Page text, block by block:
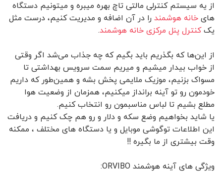
از یه سیستم کنترلی مالتی تاچ بهره میبره و میتونیم دستگاه
های خانه هوشمند را در آن اضافه و مدیریت کنیم، درست مثل
یککنترل پنل مرکزی خانه هوشمند.
از این‌ها که بگذریم باید بگیم که چه جذاب می‌شد اگر وقتی
از خواب بیدار میشیم و میریم سمت سرویس بهداشتی تا
مسواک بزنیم، موزیک ملایمی پخش بشه و همین‌طور که داریم
خودمون رو تو آینه برانداز میکنیم، همزمان از وضعیت هوا
مطلع بشیم تا لباس مناسبمون رو انتخاب کنیم.
یا شاید بخواهیم وضع سکه و دلار و رو هم چک کنیم و دریافت
این اطلاعات توگوشی موبایل و یا دستگاه های مختلف ، ممکنه
وقت بیشتری از ما بگیره !!
ویژگی های آینه هوشمند ORVIBO: